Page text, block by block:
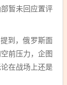
暂未回应置评
到，俄罗斯面
前压力，企图
在战场上还是